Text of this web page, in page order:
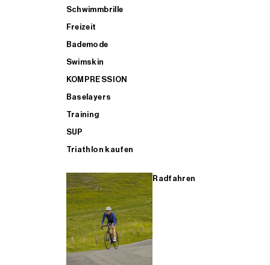
Schwimmbrille
Freizeit
Bademode
Swimskin
KOMPRESSION
Baselayers
Training
SUP
Triathlon kaufen
Radfahren